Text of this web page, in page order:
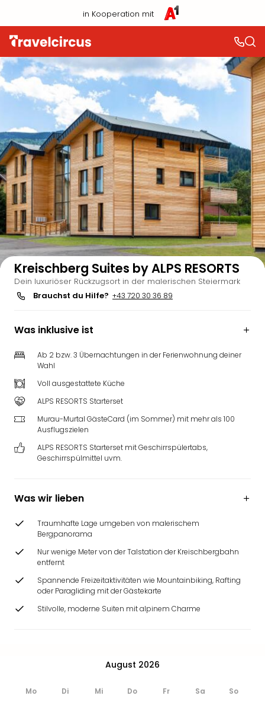
in Kooperation mit
Auf der Karte anzeigen
Kreischberg Suites by ALPS RESORTS
Dein luxuriöser Rückzugsort in der malerischen Steiermark
Brauchst du Hilfe? +43 720 30 36 89
Was inklusive ist
Ab 2 bzw. 3 Übernachtungen in der Ferienwohnung deiner
Wahl
Voll ausgestattete Küche
ALPS RESORTS Starterset
Murau-Murtal GästeCard (im Sommer) mit mehr als 100
Ausflugszielen
ALPS RESORTS Starterset mit Geschirrspülertabs,
Geschirrspülmittel uvm.
Was wir lieben
Traumhafte Lage umgeben von malerischem
Bergpanorama
Nur wenige Meter von der Talstation der Kreischbergbahn
entfernt
Spannende Freizeitaktivitäten wie Mountainbiking, Rafting
oder Paragliding mit der Gästekarte
Stilvolle, moderne Suiten mit alpinem Charme
August 2026
Mo Di Mi Do Fr Sa So